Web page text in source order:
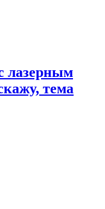
лазерным
тема